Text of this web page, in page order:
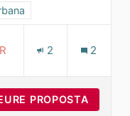
Desenvolupament i
2 2
PROPOSTA